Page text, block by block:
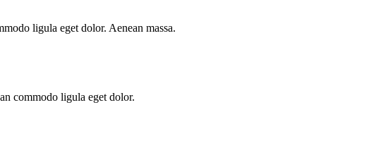
ligula eget dolor. Aenean massa.
commodo ligula eget dolor.